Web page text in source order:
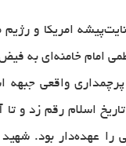
امریکا و
امام خامنه‌ای به
واقعی جبهه
اسلام رقم زد و تا
را عهده‌دار بود.